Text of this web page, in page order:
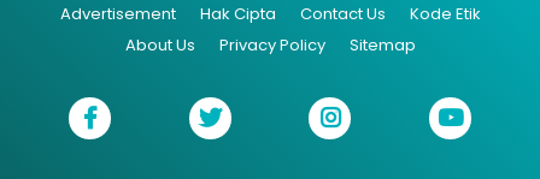
Advertisement Hak Cipta Contact Us
Kode Etik
About Us
Privacy Policy Sitemap